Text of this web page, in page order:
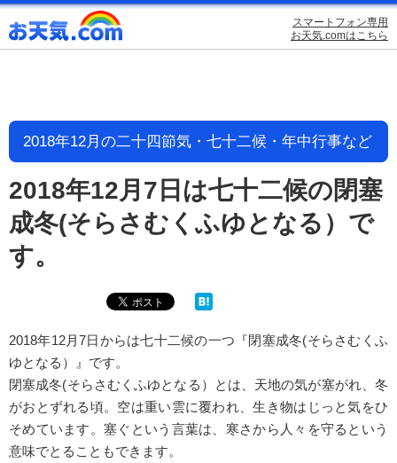
スマートフォン専用
お天気.comはこちら
2018年12月の二十四節気・七十二候・年中行事など
2018年12月7日は七十二候の閉塞
成冬(そらさむくふゆとなる）で
す。
2018年12月7日からは七十二候の一つ『閉塞成冬(そらさむくふ
ゆとなる）』です。
閉塞成冬(そらさむくふゆとなる）とは、天地の気が塞がれ、冬
がおとずれる頃。空は重い雲に覆われ、生き物はじっと気をひ
そめています。塞ぐという言葉は、寒さから人々を守るという
意味でとることもできます。